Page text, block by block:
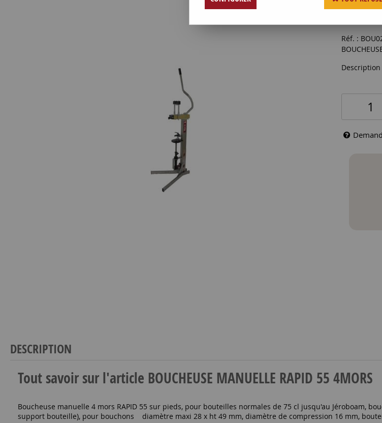
3019,
Réf. :
Description
DESCRIPTION
Tout savoir sur l'article BOUCHEUSE MANUELLE RAPID 55 4MORS
Boucheuse manuelle 4 mors RAPID 55 sur pieds, pour bouteilles normales de 75 cl jusqu'au Jéroboam,
support bouteille), pour bouchons diamètre maxi 28 x ht 49 mm, diamètre de compression 16